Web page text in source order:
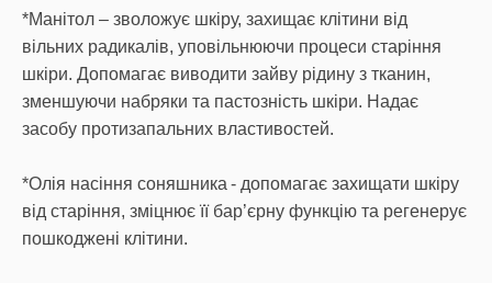
*Манітол – зволожує шкіру, захищає клітини від
вільних радикалів, уповільнюючи процеси старіння
шкіри. Допомагає виводити зайву рідину з тканин,
зменшуючи набряки та пастозність шкіри. Надає
засобу протизапальних властивостей.
*Олія насіння соняшника - допомагає захищати шкіру
від старіння, зміцнює її бар’єрну функцію та регенерує
пошкоджені клітини.